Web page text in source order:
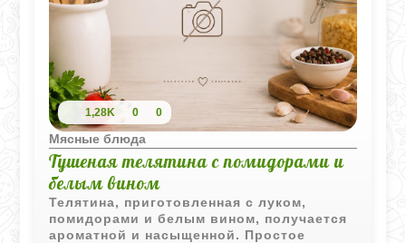
1,28K 0 0
Мясные блюда
Тушеная телятина с помидорами и
белым вином
Телятина, приготовленная с луком,
помидорами и белым вином, получается
ароматной и насыщенной. Простое